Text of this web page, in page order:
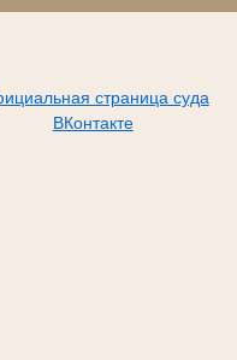
страница суда
ВКонтакте